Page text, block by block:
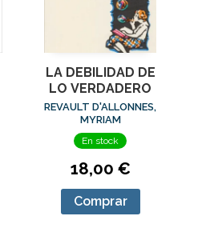
LA DEBILIDAD DE
LO VERDADERO
REVAULT D'ALLONNES,
MYRIAM
En stock
18,00 €
Comprar